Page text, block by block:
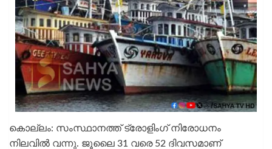
കൊല്ലം: സംസ്ഥാനത്ത് ട്രോളിംഗ് നിരോധനം
നിലവിൽ വന്നു. ജൂലൈ 31 വരെ 52 ദിവസമാണ്